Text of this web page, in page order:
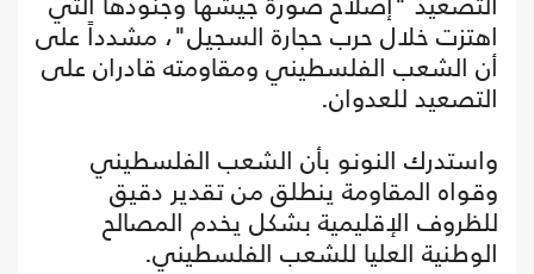
اهتزت خلال حرب حجارة السجيل"، مشدداً على
أن الشعب الفلسطيني ومقاومته قادران على
التصعيد للعدوان.
واستدرك النونو بأن الشعب الفلسطيني
وقواه المقاومة ينطلق من تقدير دقيق
للظروف الإقليمية بشكل يخدم المصالح
الوطنية العليا للشعب الفلسطيني.